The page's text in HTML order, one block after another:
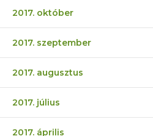
2017. október
2017. szeptember
2017. augusztus
2017. július
2017. április